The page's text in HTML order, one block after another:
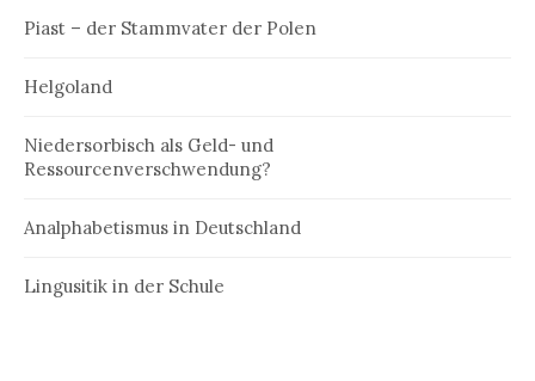
Piast – der Stammvater der Polen
Helgoland
Niedersorbisch als Geld- und
Ressourcenverschwendung?
Analphabetismus in Deutschland
Lingusitik in der Schule